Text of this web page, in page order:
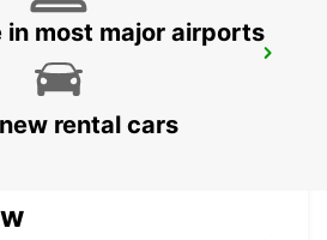
NEW FROM 1 10
most major airports
rental cars